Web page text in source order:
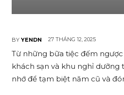
BY YENDN 27 THÁNG 12, 2025
Từ những bữa tiệc đếm
khách sạn và khu nghỉ
nhớ để tạm biệt năm cũ và